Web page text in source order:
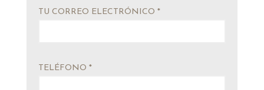
TU CORREO ELECTRÓNICO *
TELÉFONO *